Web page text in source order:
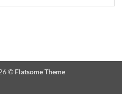
© Flatsome Theme